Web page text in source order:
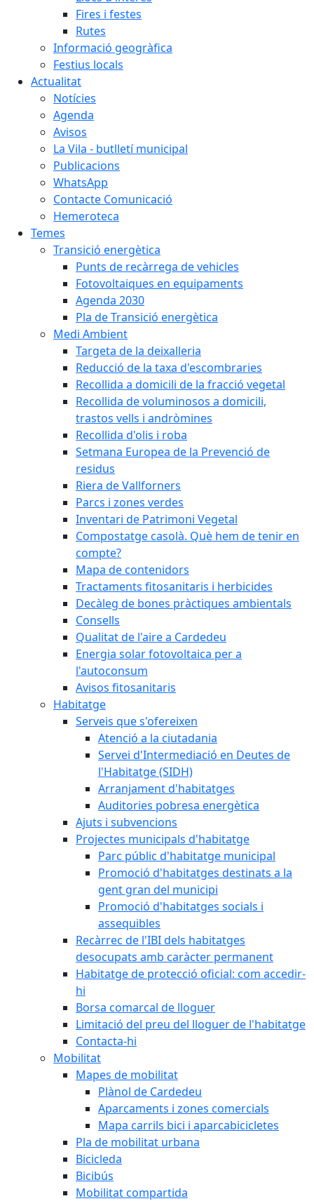
Fires i festes
Rutes
Informació geogràfica
Festius locals
Actualitat
Notícies
Agenda
Avisos
La Vila - butlletí municipal
Publicacions
WhatsApp
Contacte Comunicació
Hemeroteca
Temes
Transició energètica
Punts de recàrrega de vehicles
Fotovoltaiques en equipaments
Agenda 2030
Pla de Transició energètica
Medi Ambient
Targeta de la deixalleria
Reducció de la taxa d'escombraries
Recollida a domicili de la fracció vegetal
Recollida de voluminosos a domicili,
trastos vells i andròmines
Recollida d'olis i roba
Setmana Europea de la Prevenció de
residus
Riera de Vallforners
Parcs i zones verdes
Inventari de Patrimoni Vegetal
Compostatge casolà. Què hem de tenir en
compte?
Mapa de contenidors
Tractaments fitosanitaris i herbicides
Decàleg de bones pràctiques ambientals
Consells
Qualitat de l'aire a Cardedeu
Energia solar fotovoltaica per a
l'autoconsum
Avisos fitosanitaris
Habitatge
Serveis que s'ofereixen
Atenció a la ciutadania
Servei d'Intermediació en Deutes de
l'Habitatge (SIDH)
Arranjament d'habitatges
Auditories pobresa energètica
Ajuts i subvencions
Projectes municipals d'habitatge
Parc públic d'habitatge municipal
Promoció d'habitatges destinats a la
gent gran del municipi
Promoció d'habitatges socials i
assequibles
Recàrrec de l'IBI dels habitatges
desocupats amb caràcter permanent
Habitatge de protecció oficial: com accedir-
hi
Borsa comarcal de lloguer
Limitació del preu del lloguer de l'habitatge
Contacta-hi
Mobilitat
Mapes de mobilitat
Plànol de Cardedeu
Aparcaments i zones comercials
Mapa carrils bici i aparcabicicletes
Pla de mobilitat urbana
Bicicleda
Bicibús
Mobilitat compartida